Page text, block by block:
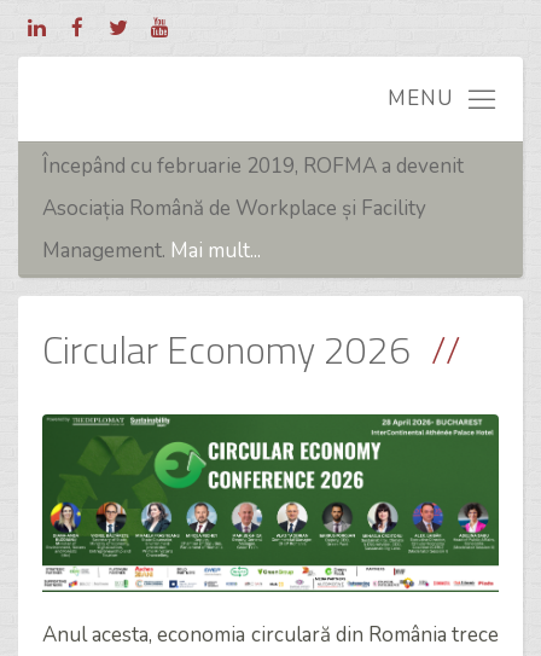
Începând cu februarie 2019, ROFMA a devenit
Asociația Română de Workplace și Facility
Management. Mai mult...
Circular Economy 2026
Anul acesta, economia circulară din România trece